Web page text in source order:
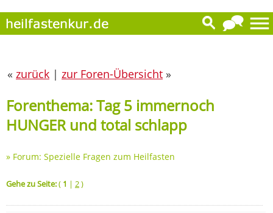
« zurück | zur Foren-Übersicht »
Forenthema: Tag 5 immernoch
HUNGER und total schlapp
» Forum: Spezielle Fragen zum Heilfasten
Gehe zu Seite:( 1 | 2)